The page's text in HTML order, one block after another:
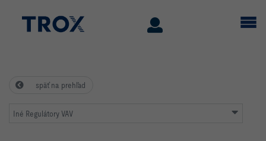
späť na prehľad
Iné Regulátory VAV